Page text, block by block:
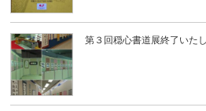
第３回穏心書道展終了いたし